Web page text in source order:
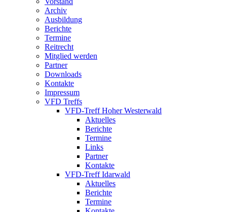
Archiv
Ausbildung
Berichte
Termine
Reitrecht
Mitglied werden
Partner
Downloads
Kontakte
Impressum
VFD Treffs
VFD-Treff Hoher Westerwald
Aktuelles
Berichte
Termine
Links
Partner
Kontakte
VFD-Treff Idarwald
Aktuelles
Berichte
Termine